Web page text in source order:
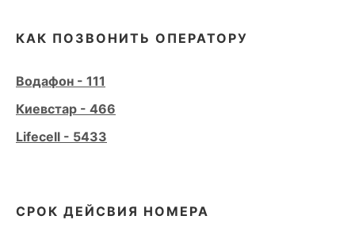
КАК ПОЗВОНИТЬ ОПЕРАТОРУ
Водафон - 111
Киевстар - 466
Lifecell - 5433
СРОК ДЕЙСВИЯ НОМЕРА